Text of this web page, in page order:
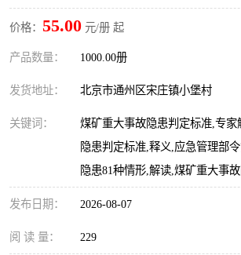
价格： 55.00 元/册 起
产品数量： 1000.00册
发货地址： 北京市通州区宋庄镇小堡村
关键词：
煤矿重大事故隐患判定标准,专家
隐患判定标准,释义,应急管理部
隐患81种情形,解读,煤矿重大事
发布日期： 2026-08-07
阅 读 量： 229
信息通信建设工程预算定
额
火力发
湖北建设工程消耗量定额
煤炭建设工程预算定额 钢铁检
黄金矿山工程预算定额 冶金工
算定额2
冶金工业建设工程预算定
额
人防工
电子工程概预算定额
内河航运工程概预算定额